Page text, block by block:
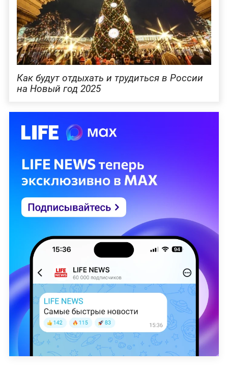
Как будут отдыхать и трудиться в России
на Новый год 2025